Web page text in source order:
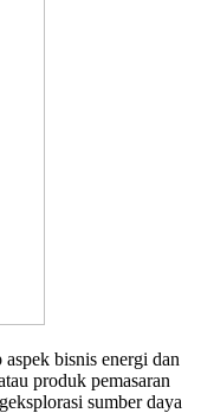
bisnis energi dan
produk pemasaran
sumber daya